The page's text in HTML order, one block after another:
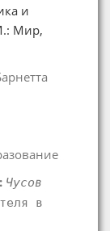
и
Мир,
Чусов
в